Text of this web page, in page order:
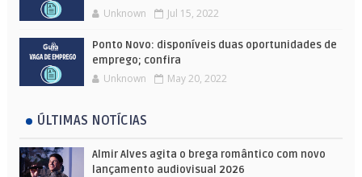
Unknown Jul 15, 2022
Ponto Novo: disponíveis duas oportunidades de
emprego; confira
Unknown May 20, 2022
ÚLTIMAS NOTÍCIAS
Almir Alves agita o brega romântico com novo
lançamento audiovisual 2026